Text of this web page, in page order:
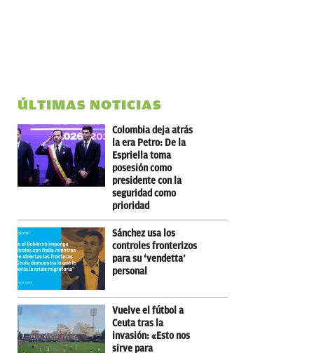
ÚLTIMAS NOTICIAS
Colombia deja atrás
la era Petro: De la
Espriella toma
posesión como
presidente con la
seguridad como
prioridad
Sánchez usa los
controles fronterizos
para su ‘vendetta’
personal
Vuelve el fútbol a
Ceuta tras la
invasión: «Esto nos
sirve para